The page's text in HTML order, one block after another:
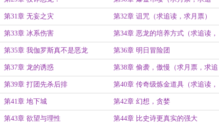
读）
第31章 无妄之灾 第32章 诅咒（求追读，求月票）
第33章 冰系伤害 第34章 恶龙的培养方式（求追读，
求月票）
第35章 我伽罗斯真不是恶龙 第36章 明日冒险团
第37章 龙的诱惑 第38章 偷袭，傲慢（求月票，求追
读）
第39章 打团先杀后排 第40章 传奇级炼金道具（求追读，
求月票）
第41章 地下城 第42章 幻想，贪婪
第43章 欲望与理性 第44章 比史诗更真实的强大